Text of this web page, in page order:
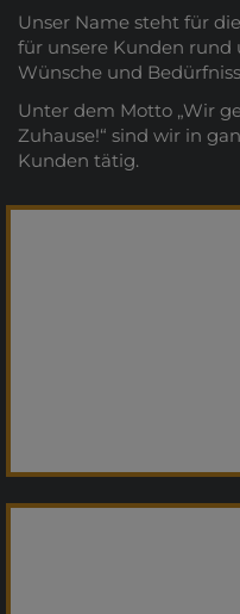
Unser Name steht für
für unsere Kunden
Wünsche und
Unter dem Motto „Wir
Zuhause!“ sind wir in
Kunden tätig.